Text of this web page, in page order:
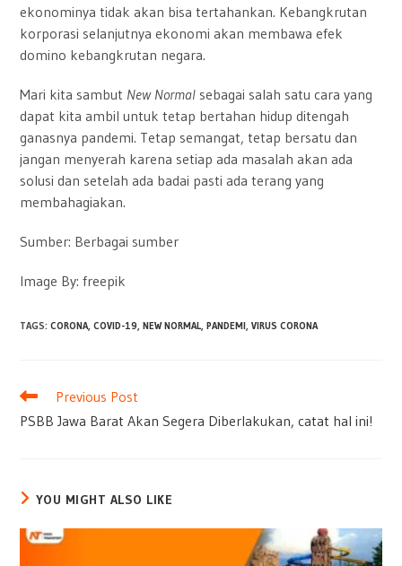
ekonominya tidak akan bisa tertahankan. Kebangkrutan
korporasi selanjutnya ekonomi akan membawa efek
domino kebangkrutan negara.
Mari kita sambut New Normal sebagai salah satu cara yang
dapat kita ambil untuk tetap bertahan hidup ditengah
ganasnya pandemi. Tetap semangat, tetap bersatu dan
jangan menyerah karena setiap ada masalah akan ada
solusi dan setelah ada badai pasti ada terang yang
membahagiakan.
Sumber: Berbagai sumber
Image By: freepik
TAGS:CORONA, COVID-19, NEW NORMAL, PANDEMI, VIRUS CORONA
Read
articles
Previous Post
PSBB Jawa Barat Akan Segera Diberlakukan, catat hal ini!
YOU MIGHT ALSO LIKE